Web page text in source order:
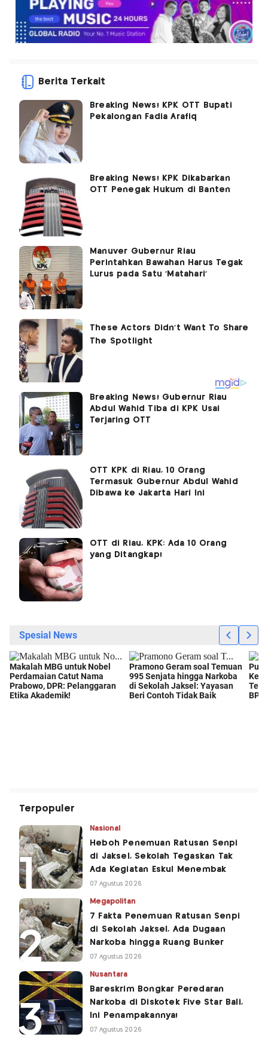
Berita Terkait
Breaking News! KPK OTT Bupati
Pekalongan Fadia Arafiq
Breaking News! KPK Dikabarkan
OTT Penegak Hukum di Banten
Manuver Gubernur Riau
Perintahkan Bawahan Harus Tegak
Lurus pada Satu 'Matahari'
Breaking News! Gubernur Riau
Abdul Wahid Tiba di KPK Usai
Terjaring OTT
OTT KPK di Riau, 10 Orang
Termasuk Gubernur Abdul Wahid
Dibawa ke Jakarta Hari Ini
OTT di Riau, KPK: Ada 10 Orang
yang Ditangkap!
Terpopuler
Nasional
Heboh Penemuan Ratusan Senpi
di Jaksel, Sekolah Tegaskan Tak
Ada Kegiatan Eskul Menembak
07 Agustus 2026
Megapolitan
7 Fakta Penemuan Ratusan Senpi
di Sekolah Jaksel, Ada Dugaan
Narkoba hingga Ruang Bunker
07 Agustus 2026
Nusantara
Bareskrim Bongkar Peredaran
Narkoba di Diskotek Five Star Bali,
Ini Penampakannya!
07 Agustus 2026